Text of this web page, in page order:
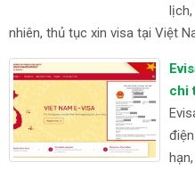
nhiên, thủ tục xin visa tại Việt
chi